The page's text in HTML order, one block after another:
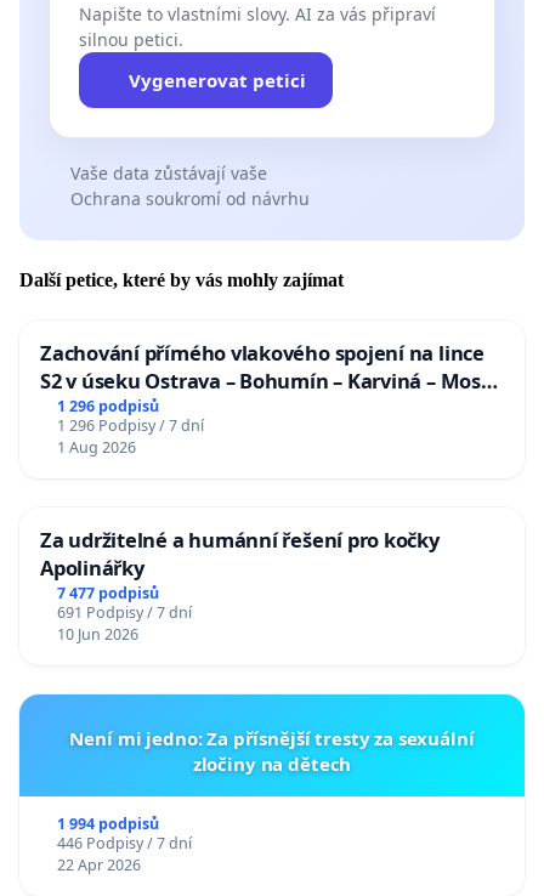
Napište to vlastními slovy. AI za vás připraví
silnou petici.
Vygenerovat petici
Vaše data zůstávají vaše
Ochrana soukromí od návrhu
Další petice, které by vás mohly zajímat
Zachování přímého vlakového spojení na lince
S2 v úseku Ostrava – Bohumín – Karviná – Mosty
u Jablunkova
1 296 podpisů
1 296 Podpisy / 7 dní
1 Aug 2026
Za udržitelné a humánní řešení pro kočky
Apolinářky
7 477 podpisů
691 Podpisy / 7 dní
10 Jun 2026
Není mi jedno: Za přísnější tresty za sexuální
zločiny na dětech
1 994 podpisů
446 Podpisy / 7 dní
22 Apr 2026